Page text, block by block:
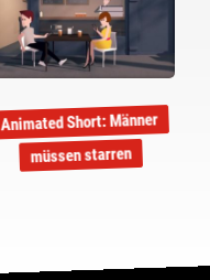
Animated Short: Männer
müssen starren